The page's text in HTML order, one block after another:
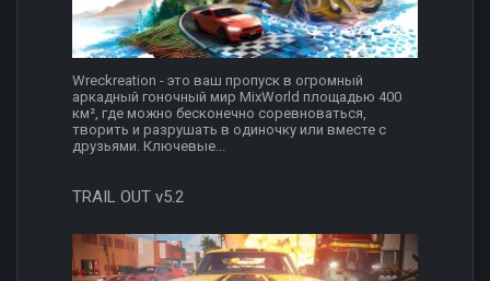
Wreckreation - это ваш пропуск в огромный
аркадный гоночный мир MixWorld площадью 400
км², где можно бесконечно соревноваться,
творить и разрушать в одиночку или вместе с
друзьями. Ключевые...
TRAIL OUT v5.2